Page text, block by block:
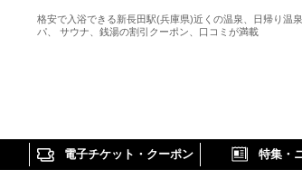
格安で入浴できる新長田駅(兵庫県)近くの温泉、日帰り温
パ、 サウナ、銭湯の割引クーポン、口コミが満載
電子チケット・クーポン 特集・